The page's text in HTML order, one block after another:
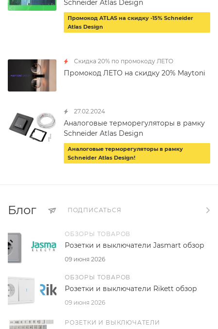
Schneider Atlas Design
Промокод ATLAS на скидку -15% Schneider
Atlas Design
Скидка 20% по промокоду ЛЕТО
Промокод ЛЕТО на скидку 20% Maytoni
27.02.2024
Аналоговые терморегуляторы в рамку
Schneider Atlas Design
Аналоговые терморегуляторы в рамку
Schneider Atlas Design!
Блог ПОДПИСАТЬСЯ
ОБЗОРЫ ТОВАРОВ
09 июня 2026
Розетки и выключатели Jasmart обзор
ОБЗОРЫ ТОВАРОВ
09 июня 2026
Розетки и выключатели Rikett обзор
РОЗЕТКИ И ВЫКЛЮЧАТЕЛИ